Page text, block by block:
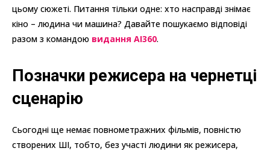
цьому сюжеті. Питання тільки одне: хто насправді знімає
кіно – людина чи машина? Давайте пошукаємо відповіді
разом з командою видання AI360.
Позначки режисера на чернетці
сценарію
Сьогодні ще немає повнометражних фільмів, повністю
створених ШІ, тобто, без участі людини як режисера,